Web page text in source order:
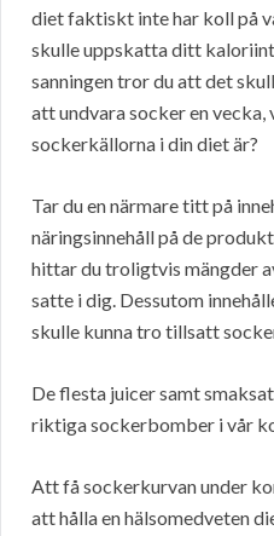
diet faktiskt inte har koll på
skulle uppskatta ditt
sanningen tror du att det
att undvara socker en
sockerkällorna i din diet är?
Tar du en närmare titt på
näringsinnehåll på de
hittar du troligtvis mängder
satte i dig. Dessutom
skulle kunna tro tillsatt
De flesta juicer samt
riktiga sockerbomber i vår
Att få sockerkurvan under
att hålla en hälsomedveten